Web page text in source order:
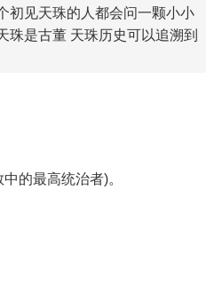
初见天珠的人都会问一颗小小
珠是古董 天珠历史可以追溯到
的最高统治者)。